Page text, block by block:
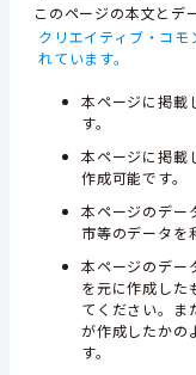
このページの本文とデ
クリエイティブ・コ
れています。
本ページに掲載
す。
本ページに掲載
作成可能です。
本ページのデー
市等のデータを
本ページのデー
を元に作成した
てください。ま
が作成したかの
す。